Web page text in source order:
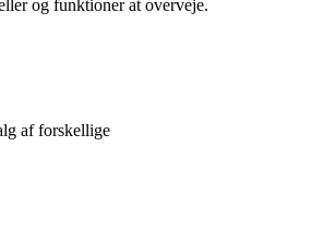
og funktioner at overveje.
af forskellige